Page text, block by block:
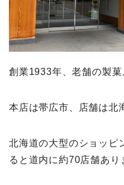
創業1933年、老舗の製菓
本店は帯広市、店舗は北
北海道の大型のショッピ
ると道内に約70店舗あり